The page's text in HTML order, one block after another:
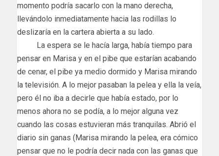
momento podría sacarlo con la mano derecha,
llevándolo inmediatamente hacia las rodillas lo
deslizaría en la cartera abierta a su lado.
La espera se le hacía larga, había tiempo para
pensar en Marisa y en el pibe que estarían acabando
de cenar, el pibe ya medio dormido y Marisa mirando
la televisión. A lo mejor pasaban la pelea y ella la veía,
pero él no iba a decirle que había estado, por lo
menos ahora no se podía, a lo mejor alguna vez
cuando las cosas estuvieran más tranquilas. Abrió el
diario sin ganas (Marisa mirando la pelea, era cómico
pensar que no le podría decir nada con las ganas que